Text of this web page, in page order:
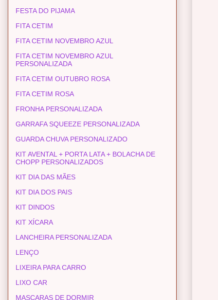
FESTA DO PIJAMA
FITA CETIM
FITA CETIM NOVEMBRO AZUL
FITA CETIM NOVEMBRO AZUL
PERSONALIZADA
FITA CETIM OUTUBRO ROSA
FITA CETIM ROSA
FRONHA PERSONALIZADA
GARRAFA SQUEEZE PERSONALIZADA
GUARDA CHUVA PERSONALIZADO
KIT AVENTAL + PORTA LATA + BOLACHA DE
CHOPP PERSONALIZADOS
KIT DIA DAS MÃES
KIT DIA DOS PAIS
KIT DINDOS
KIT XÍCARA
LANCHEIRA PERSONALIZADA
LENÇO
LIXEIRA PARA CARRO
LIXO CAR
MASCARAS DE DORMIR